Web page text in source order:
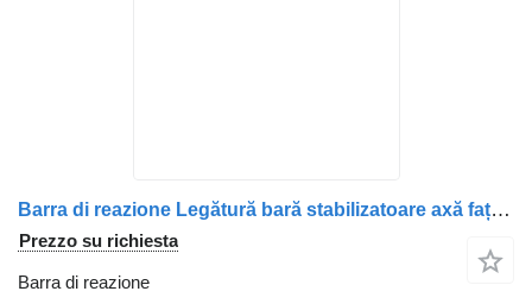
Barra di reazione Legătură bară stabilizatoare axă față 10050 P.P per camion Scania – Cod
Prezzo su richiesta
Barra di reazione